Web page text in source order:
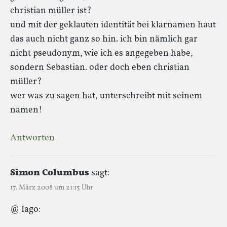
christian müller ist?
und mit der geklauten identität bei klarnamen haut
das auch nicht ganz so hin. ich bin nämlich gar
nicht pseudonym, wie ich es angegeben habe,
sondern Sebastian. oder doch eben christian
müller?
wer was zu sagen hat, unterschreibt mit seinem
namen!
Antworten
Simon Columbussagt:
17. März 2008 um 21:15 Uhr
@ Iago: